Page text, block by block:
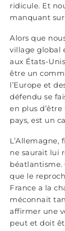
ridicule. Et
manquant
Alors que
village global
aux États-
être un
l’Europe et
défendu se
en plus
pays, est un
L’Allemagne,
ne saurait lui
béatlantisme.
que le
France a la
méconnait
affirmer une
peut et doit